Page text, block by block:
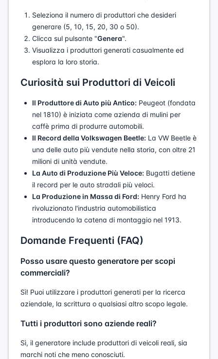
Seleziona il numero di produttori che desideri
generare (5, 10, 15, 20, 30 o 50).
Clicca sul pulsante "Genera".
Visualizza i produttori generati casualmente ed
esplora la loro storia.
Curiosità sui Produttori di Veicoli
Il Produttore di Auto più Antico: Peugeot (fondata
nel 1810) è iniziata come azienda di mulini per
caffè prima di produrre automobili.
Il Record della Volkswagen Beetle: La VW Beetle è
una delle auto più vendute nella storia, con oltre 21
milioni di unità vendute.
La Auto di Produzione Più Veloce: Bugatti detiene
il record per le auto stradali più veloci.
La Produzione in Massa di Ford: Henry Ford ha
rivoluzionato l'industria automobilistica
introducendo la catena di montaggio nel 1913.
Domande Frequenti (FAQ)
Posso usare questo generatore per scopi
commerciali?
Sì! Puoi utilizzare i produttori generati per la ricerca
aziendale, la scrittura o qualsiasi altro scopo legale.
Tutti i produttori sono aziende reali?
Sì, il generatore include produttori di veicoli reali, sia
marchi noti che meno conosciuti.